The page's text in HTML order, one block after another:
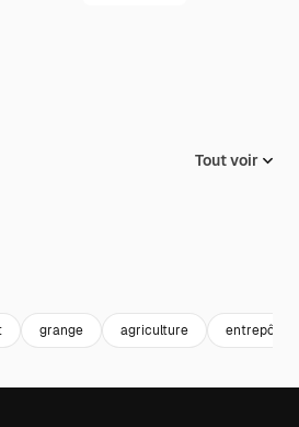
Tout voir
grange agriculture entrepôt